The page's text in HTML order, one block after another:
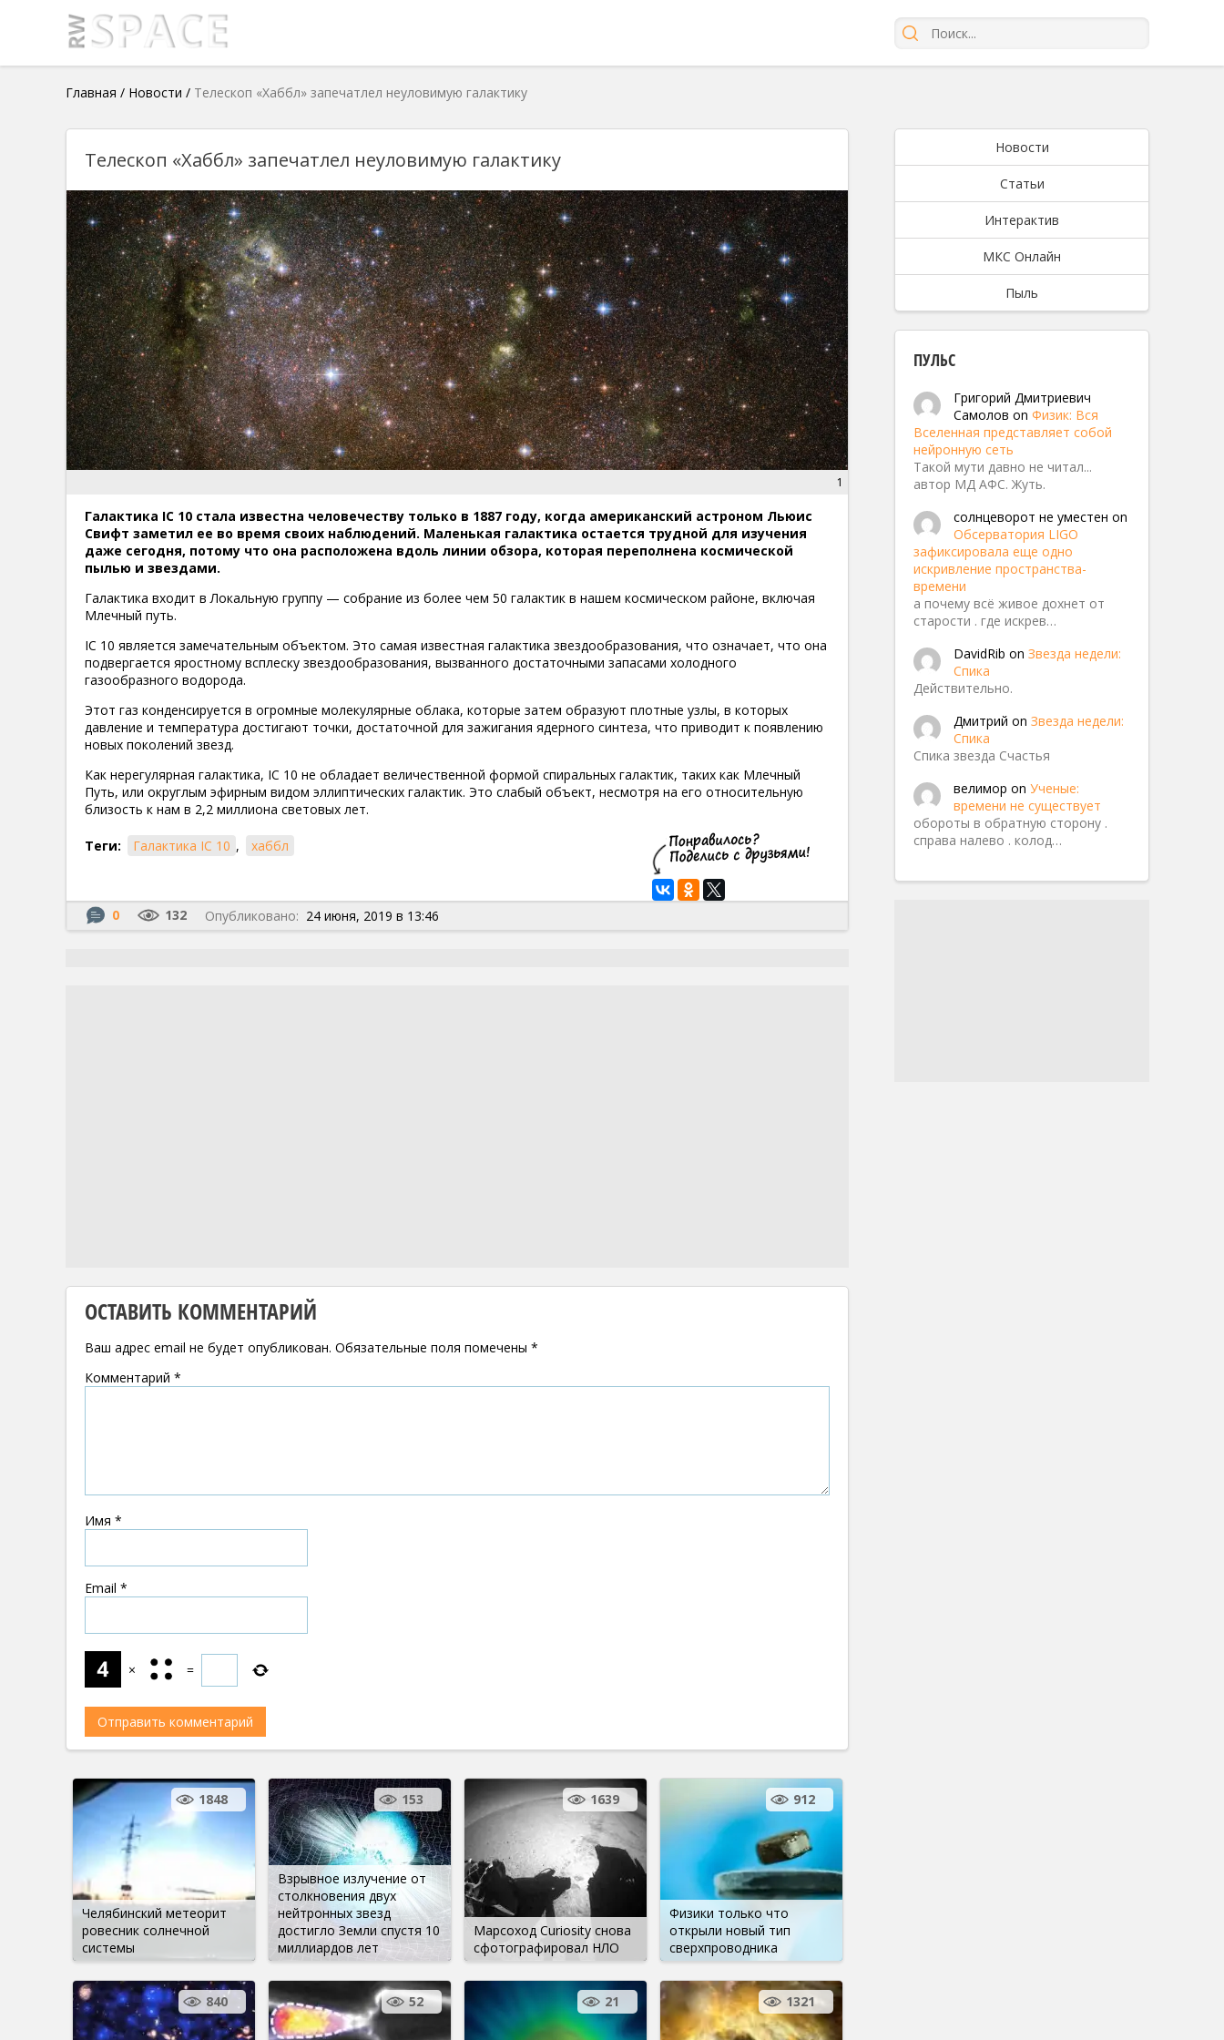
Главная / Новости / Телескоп «Хаббл» запечатлел неуловимую галактику
Телескоп «Хаббл» запечатлел неуловимую галактику
1
Галактика IC 10 стала известна человечеству только в 1887 году, когда американский астроном Льюис
Свифт заметил ее во время своих наблюдений. Маленькая галактика остается трудной для изучения
даже сегодня, потому что она расположена вдоль линии обзора, которая переполнена космической
пылью и звездами.
Галактика входит в Локальную группу — собрание из более чем 50 галактик в нашем космическом районе, включая
Млечный путь.
IC 10 является замечательным объектом. Это самая известная галактика звездообразования, что означает, что она
подвергается яростному всплеску звездообразования, вызванного достаточными запасами холодного
газообразного водорода.
Этот газ конденсируется в огромные молекулярные облака, которые затем образуют плотные узлы, в которых
давление и температура достигают точки, достаточной для зажигания ядерного синтеза, что приводит к появлению
новых поколений звезд.
Как нерегулярная галактика, IC 10 не обладает величественной формой спиральных галактик, таких как Млечный
Путь, или округлым эфирным видом эллиптических галактик. Это слабый объект, несмотря на его относительную
близость к нам в 2,2 миллиона световых лет.
Теги: Галактика IC 10 , хаббл
0 132 Опубликовано: 24 июня, 2019 в 13:46
ОСТАВИТЬ КОММЕНТАРИЙ
Ваш адрес email не будет опубликован. Обязательные поля помечены *
Комментарий *
Имя *
Email *
× =
Челябинский метеорит
ровесник солнечной
системы
1848
Взрывное излучение от
столкновения двух
нейтронных звезд
достигло Земли спустя 10
миллиардов лет
153
Марсоход Curiosity снова
сфотографировал НЛО
1639
Физики только что
открыли новый тип
сверхпроводника
912
840 52 21 1321
Новости
Статьи
Интерактив
МКС Онлайн
Пыль
ПУЛЬС
Григорий Дмитриевич
Самолов on Физик: Вся
Вселенная представляет собой
нейронную сеть
Такой мути давно не читал...
автор МД АФС. Жуть.
солнцеворот не уместен on
Обсерватория LIGO
зафиксировала еще одно
искривление пространства-
времени
а почему всё живое дохнет от
старости . где искрев…
DavidRib on Звезда недели:
Спика
Действительно.
Дмитрий on Звезда недели:
Спика
Спика звезда Счастья
велимор on Ученые:
времени не существует
обороты в обратную сторону .
справа налево . колод…